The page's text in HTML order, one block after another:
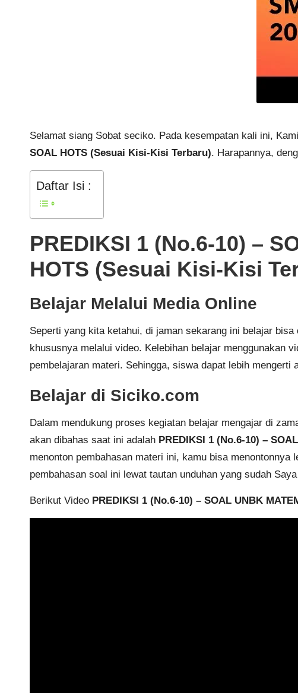
Selamat siang Sobat seciko. Pada kesempatan kali ini,
SOAL HOTS (Sesuai Kisi-Kisi Terbaru). Harapannya,
Daftar Isi :
PREDIKSI 1 (No.6-10) –
HOTS (Sesuai Kisi-Kisi
Belajar Melalui Media Online
Seperti yang kita ketahui, di jaman sekarang ini belajar
khususnya melalui video. Kelebihan belajar menggunakan
pembelajaran materi. Sehingga, siswa dapat lebih mengerti
Belajar di Siciko.com
Dalam mendukung proses kegiatan belajar mengajar di
akan dibahas saat ini adalah PREDIKSI 1 (No.6-10) –
menonton pembahasan materi ini, kamu bisa
pembahasan soal ini lewat tautan unduhan yang sudah
Berikut Video PREDIKSI 1 (No.6-10) – SOAL UNBK